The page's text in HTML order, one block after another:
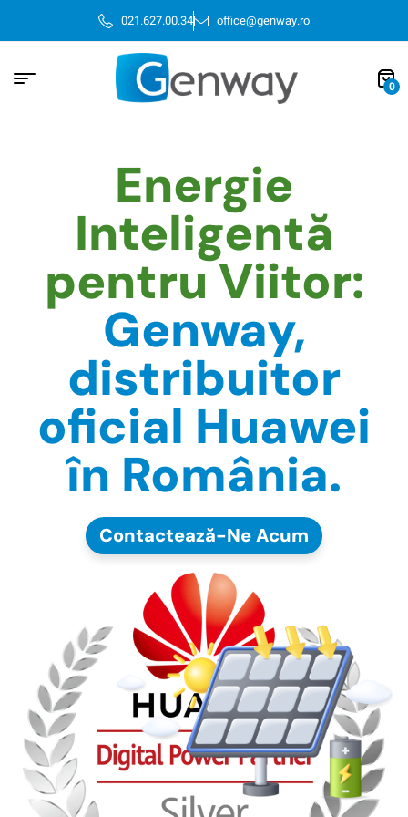
021.627.00.34 office@genway.ro
0
Energie
Inteligentă
pentru Viitor:
Genway,
distribuitor
oficial Huawei
în România.
Contactează-Ne Acum